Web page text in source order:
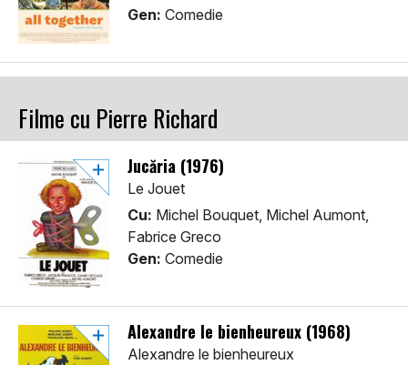
Gen: Comedie
Filme cu Pierre Richard
Jucăria (1976)
Le Jouet
Cu: Michel Bouquet, Michel Aumont,
Fabrice Greco
Gen: Comedie
Alexandre le bienheureux (1968)
Alexandre le bienheureux